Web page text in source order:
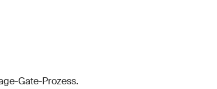
Gate-Prozess.